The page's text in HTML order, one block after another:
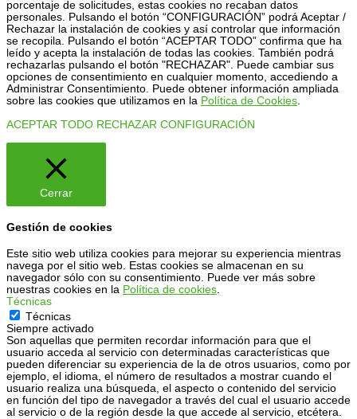
porcentaje de solicitudes, estas cookies no recaban datos
personales. Pulsando el botón “CONFIGURACIÓN” podrá Aceptar /
Rechazar la instalación de cookies y así controlar que información
se recopila. Pulsando el botón “ACEPTAR TODO” confirma que ha
leído y acepta la instalación de todas las cookies. También podrá
rechazarlas pulsando el botón "RECHAZAR". Puede cambiar sus
opciones de consentimiento en cualquier momento, accediendo a
Administrar Consentimiento. Puede obtener información ampliada
sobre las cookies que utilizamos en la Política de Cookies.
ACEPTAR TODO RECHAZAR CONFIGURACIÓN
Cerrar
Gestión de cookies
Este sitio web utiliza cookies para mejorar su experiencia mientras
navega por el sitio web. Estas cookies se almacenan en su
navegador sólo con su consentimiento. Puede ver más sobre
nuestras cookies en la Política de cookies
Técnicas
Técnicas
Siempre activado
Son aquellas que permiten recordar información para que el
usuario acceda al servicio con determinadas características que
pueden diferenciar su experiencia de la de otros usuarios, como por
ejemplo, el idioma, el número de resultados a mostrar cuando el
usuario realiza una búsqueda, el aspecto o contenido del servicio
en función del tipo de navegador a través del cual el usuario accede
al servicio o de la región desde la que accede al servicio, etcétera.